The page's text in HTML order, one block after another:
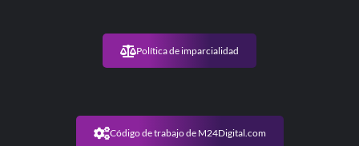
Política de imparcialidad
Código de trabajo de M24Digital.com